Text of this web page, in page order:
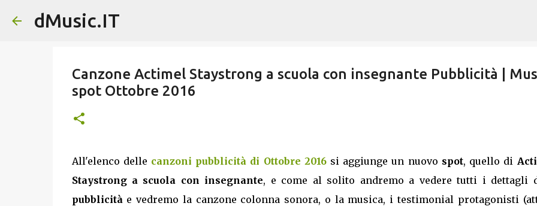
dMusic.IT
Canzone Actimel Staystrong a scuola con insegnante Pubblicità |
spot Ottobre 2016
All'elenco delle canzoni pubblicità di Ottobre 2016si aggiunge un nuovo spot, quello di
Staystrong a scuola con insegnante, e come al solito andremo a vedere tutti i dettagli
pubblicitàe vedremo la canzone colonna sonora, o la musica, i testimonial protagonisti